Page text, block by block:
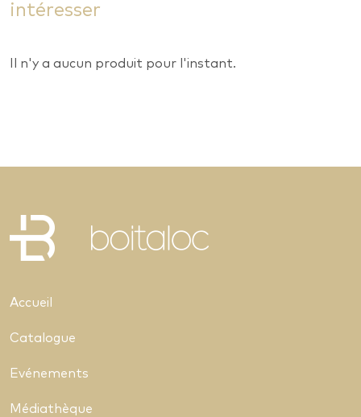
intéresser
Il n'y a aucun produit pour l'instant.
Accueil
Catalogue
Evénements
Médiathèque